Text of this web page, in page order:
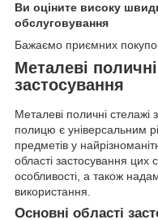
Ви оціните високу
обслуговування
Бажаємо приємних
Металеві
застосування
Металеві поличні
полицю є універсальним
предметів у
області застосування цих
особливості, а також
використання.
Основні області